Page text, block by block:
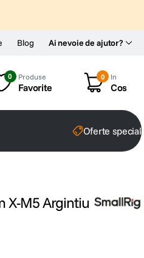
Ai nevoie de ajutor?
Blog
0 Produse
Favorite
0 In
Cos
Oferte
X-M5 Argintiu